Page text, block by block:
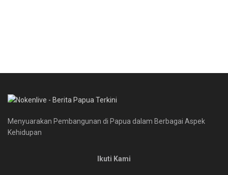
Menyuarakan Pembangunan di Papua dalam Berbagai Aspek
Kehidupan
Ikuti Kami